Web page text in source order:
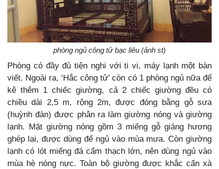
phòng ngủ công tử bạc liêu (ảnh st)
Phòng có đầy đủ tiện nghi với ti vi, máy lạnh một bàn
viết. Ngoài ra, ‘Hắc công tử’ còn có 1 phòng ngủ nữa để
kê thêm 1 chiếc giường, cả 2 chiếc giường đều có
chiều dài 2,5 m, rộng 2m, được đóng bằng gỗ sưa
(huỳnh đàn) được phân ra làm giường nóng và giường
lạnh. Mặt giường nóng gồm 3 miếng gỗ giáng hương
ghép lại, được dùng để ngủ vào mùa mưa. Còn giường
lạnh có lót miếng đá cẩm thạch lớn, nên dùng ngủ vào
mùa hè nóng nực. Toàn bộ giường được khắc cẩn xà